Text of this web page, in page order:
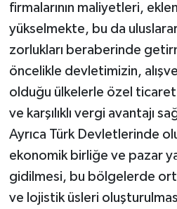
firmalarının maliyetleri,
yükselmekte, bu da
zorlukları beraberinde
öncelikle devletimizin,
olduğu ülkelerle özel ticaret
ve karşılıklı vergi avantajı
Ayrıca Türk Devletlerinde
ekonomik birliğe ve pazar
gidilmesi, bu bölgelerde
ve lojistik üsleri